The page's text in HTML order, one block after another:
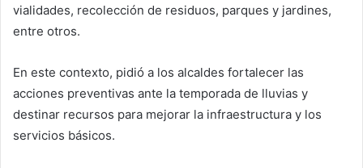
vialidades, recolección de residuos, parques y jardines,
entre otros.
En este contexto, pidió a los alcaldes fortalecer las
acciones preventivas ante la temporada de lluvias y
destinar recursos para mejorar la infraestructura y los
servicios básicos.